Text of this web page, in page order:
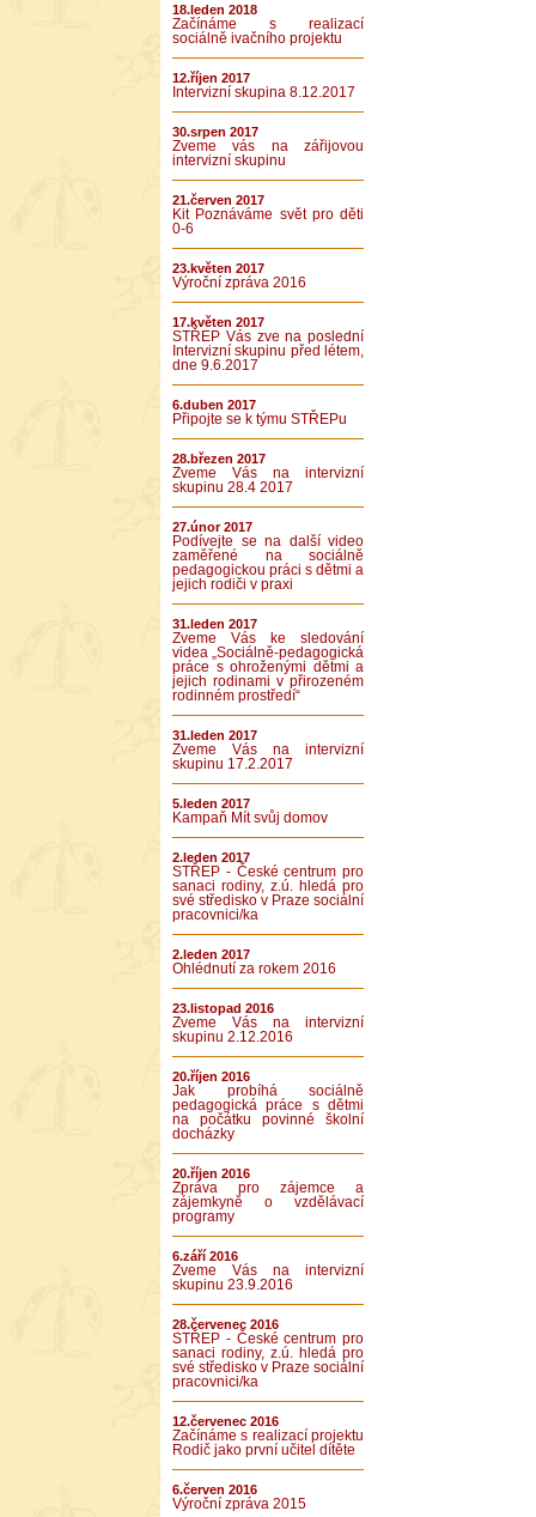
18.leden 2018
Začínáme s realizací
sociálně ivačního projektu
12.říjen 2017
Intervizní skupina 8.12.2017
30.srpen 2017
Zveme vás na zářijovou
intervizní skupinu
21.červen 2017
Kit Poznáváme svět pro děti
0-6
23.květen 2017
Výroční zpráva 2016
17.květen 2017
STŘEP Vás zve na poslední
Intervizní skupinu před létem,
dne 9.6.2017
6.duben 2017
Připojte se k týmu STŘEPu
28.březen 2017
Zveme Vás na intervizní
skupinu 28.4 2017
27.únor 2017
Podívejte se na další video
zaměřené na sociálně
pedagogickou práci s dětmi a
jejich rodiči v praxi
31.leden 2017
Zveme Vás ke sledování
videa „Sociálně-pedagogická
práce s ohroženými dětmi a
jejich rodinami v přirozeném
rodinném prostředí“
31.leden 2017
Zveme Vás na intervizní
skupinu 17.2.2017
5.leden 2017
Kampaň Mít svůj domov
2.leden 2017
STŘEP - České centrum pro
sanaci rodiny, z.ú. hledá pro
své středisko v Praze sociální
pracovnici/ka
2.leden 2017
Ohlédnutí za rokem 2016
23.listopad 2016
Zveme Vás na intervizní
skupinu 2.12.2016
20.říjen 2016
Jak probíhá sociálně
pedagogická práce s dětmi
na počátku povinné školní
docházky
20.říjen 2016
Zpráva pro zájemce a
zájemkyně o vzdělávací
programy
6.září 2016
Zveme Vás na intervizní
skupinu 23.9.2016
28.červenec 2016
STŘEP - České centrum pro
sanaci rodiny, z.ú. hledá pro
své středisko v Praze sociální
pracovnici/ka
12.červenec 2016
Začínáme s realizací projektu
Rodič jako první učitel dítěte
6.červen 2016
Výroční zpráva 2015